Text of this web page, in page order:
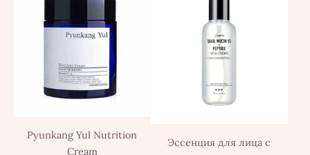
Pyunkang Yul Nutrition
Cream
Эссенция для лица с